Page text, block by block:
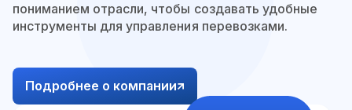
пониманием отрасли, чтобы создавать удобные
инструменты для управления перевозками.
Подробнее о компании